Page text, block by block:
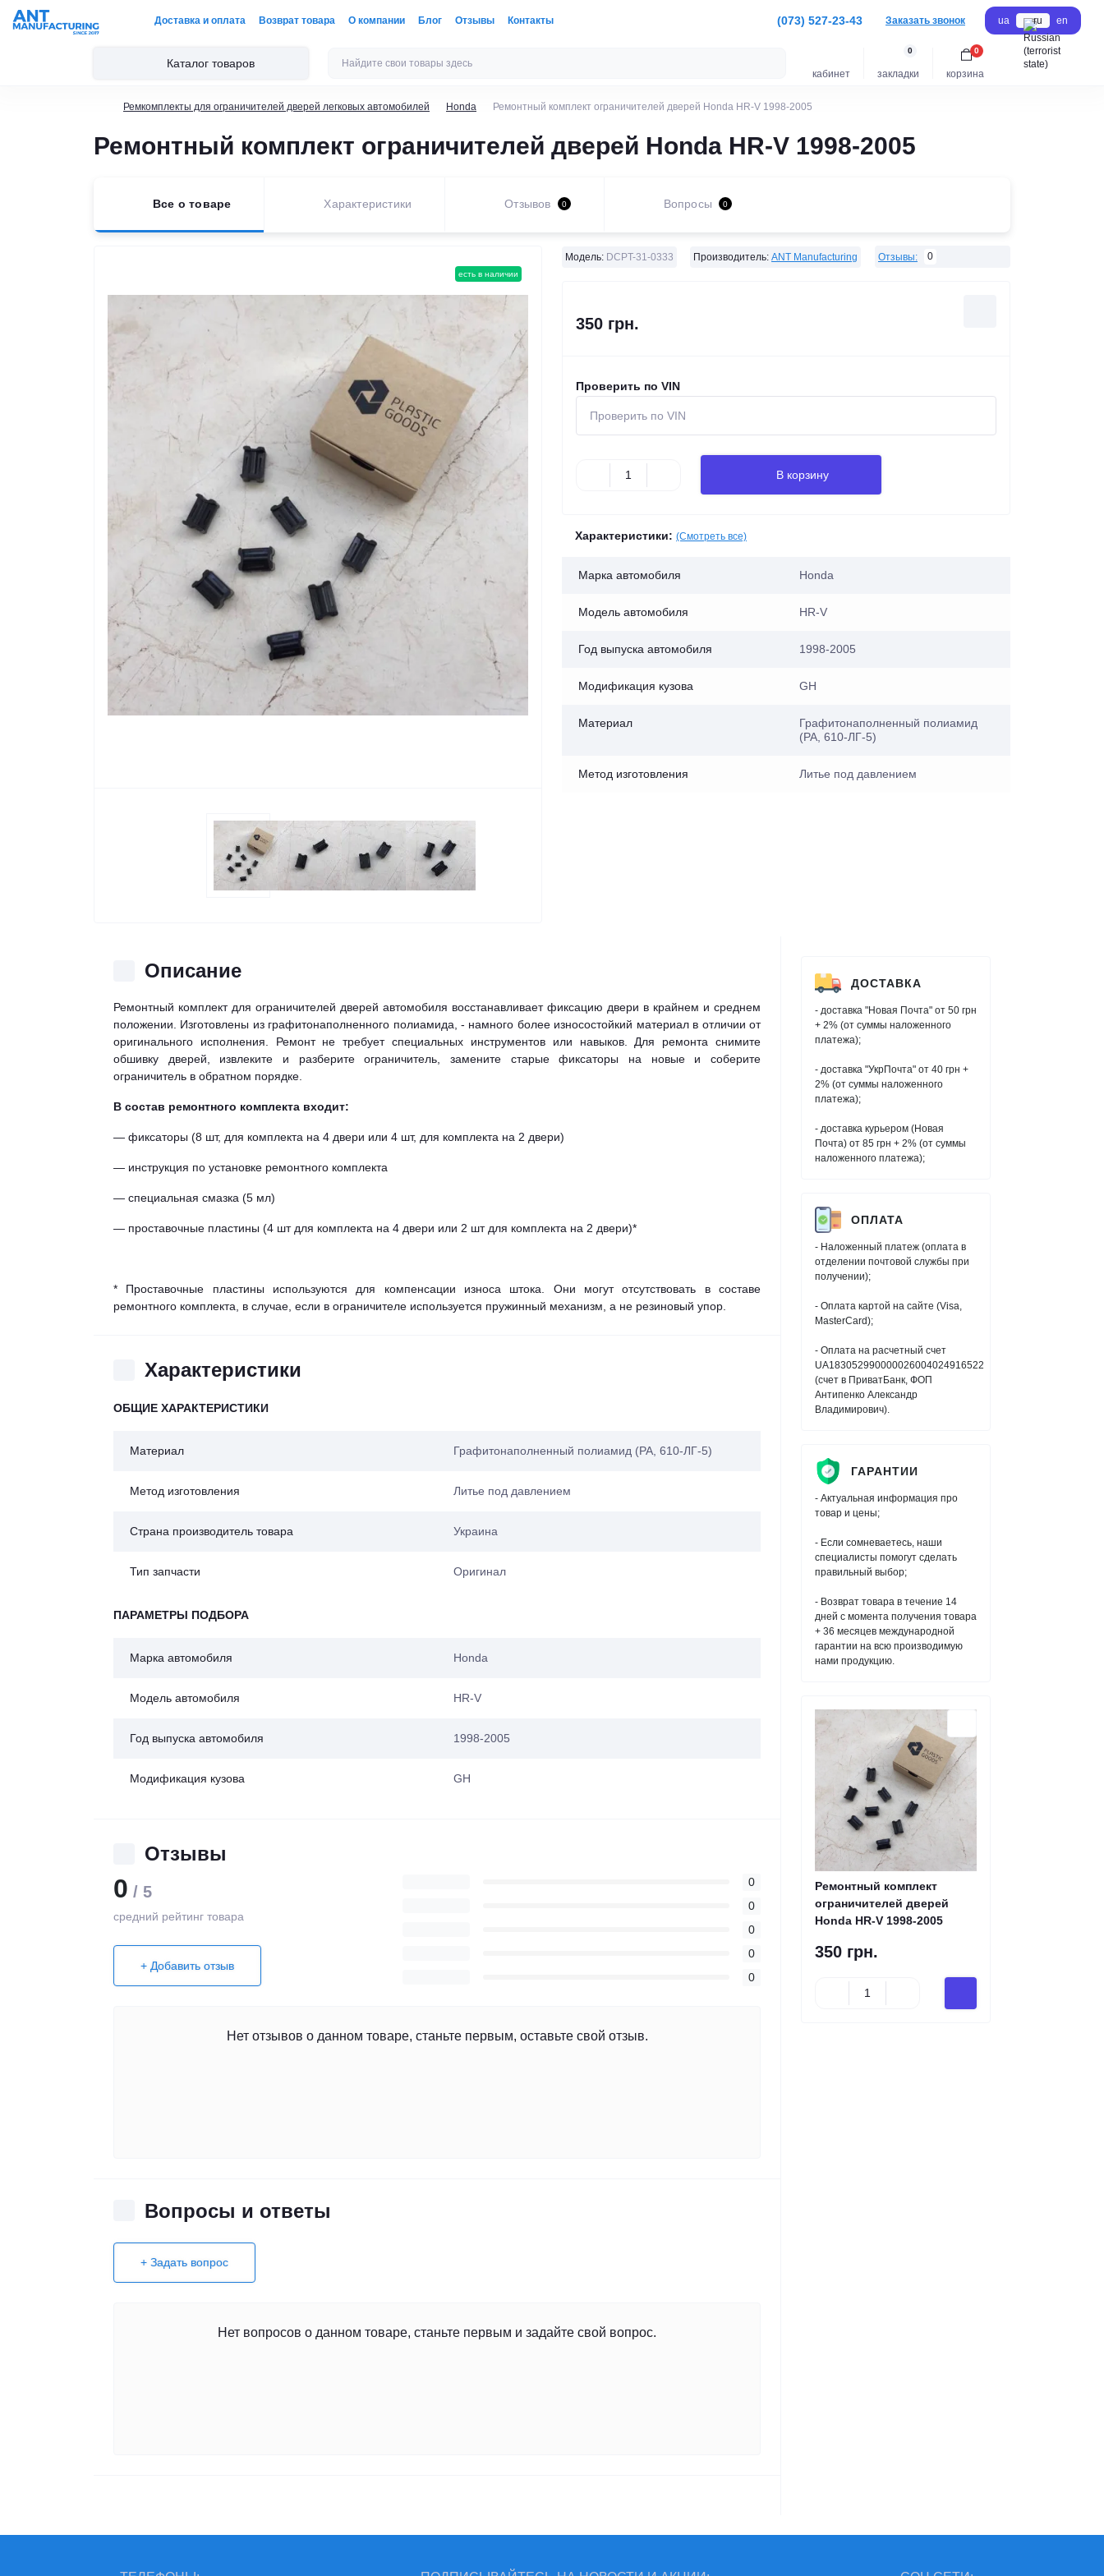
Доставка и оплата Возврат товара О компании Блог Отзывы Контакты (073) 527-23-43 Заказать звонок ua ru en
Каталог товаров
кабинет закладки
0
корзина
0
Ремкомплекты для ограничителей дверей легковых автомобилей Honda Ремонтный комплект ограничителей дверей Honda HR-V 1998-2005
Ремонтный комплект ограничителей дверей Honda HR-V 1998-2005
Все о товаре Характеристики Отзывов 0 Вопросы 0
есть в наличии
Модель: DCPT-31-0333 Производитель: ANT Manufacturing Отзывы: 0
350 грн.
Проверить по VIN
В корзину
Характеристики: (Смотреть все)
Марка автомобиля Honda
Модель автомобиля HR-V
Год выпуска автомобиля 1998-2005
Модификация кузова GH
Материал
Графитонаполненный полиамид
(PA, 610-ЛГ-5)
Метод изготовления Литье под давлением
Описание
Ремонтный комплект для ограничителей дверей автомобиля восстанавливает фиксацию двери в крайнем и среднем
положении. Изготовлены из графитонаполненного полиамида, - намного более износостойкий материал в отличии от
оригинального исполнения. Ремонт не требует специальных инструментов или навыков. Для ремонта снимите
обшивку дверей, извлеките и разберите ограничитель, замените старые фиксаторы на новые и соберите
ограничитель в обратном порядке.
В состав ремонтного комплекта входит:
— фиксаторы (8 шт, для комплекта на 4 двери или 4 шт, для комплекта на 2 двери)
— инструкция по установке ремонтного комплекта
— специальная смазка (5 мл)
— проставочные пластины (4 шт для комплекта на 4 двери или 2 шт для комплекта на 2 двери)*
* Проставочные пластины используются для компенсации износа штока. Они могут отсутствовать в составе
ремонтного комплекта, в случае, если в ограничителе используется пружинный механизм, а не резиновый упор.
Характеристики
ОБЩИЕ ХАРАКТЕРИСТИКИ
Материал Графитонаполненный полиамид (PA, 610-ЛГ-5)
Метод изготовления Литье под давлением
Страна производитель товара Украина
Тип запчасти Оригинал
ПАРАМЕТРЫ ПОДБОРА
Марка автомобиля Honda
Модель автомобиля HR-V
Год выпуска автомобиля 1998-2005
Модификация кузова GH
Отзывы
0 / 5
средний рейтинг товара
+ Добавить отзыв
0
0
0
0
0
Нет отзывов о данном товаре, станьте первым, оставьте свой отзыв.
Вопросы и ответы
+ Задать вопрос
Нет вопросов о данном товаре, станьте первым и задайте свой вопрос.
ДОСТАВКА
- доставка "Новая Почта" от 50 грн
+ 2% (от суммы наложенного
платежа);
- доставка "УкрПочта" от 40 грн +
2% (от суммы наложенного
платежа);
- доставка курьером (Новая
Почта) от 85 грн + 2% (от суммы
наложенного платежа);
ОПЛАТА
- Наложенный платеж (оплата в
отделении почтовой службы при
получении);
- Оплата картой на сайте (Visa,
MasterCard);
- Оплата на расчетный счет
UA183052990000026004024916522
(счет в ПриватБанк, ФОП
Антипенко Александр
Владимирович).
ГАРАНТИИ
- Актуальная информация про
товар и цены;
- Если сомневаетесь, наши
специалисты помогут сделать
правильный выбор;
- Возврат товара в течение 14
дней с момента получения товара
+ 36 месяцев международной
гарантии на всю производимую
нами продукцию.
Ремонтный комплект
ограничителей дверей
Honda HR-V 1998-2005
350 грн.